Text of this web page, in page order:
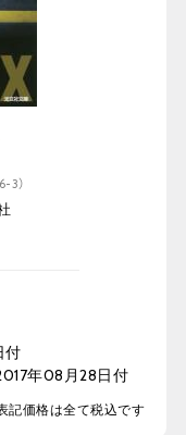
3）
付
年08月28日付
価格は全て税込です